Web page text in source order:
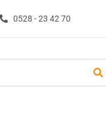
0528 - 23 42 70